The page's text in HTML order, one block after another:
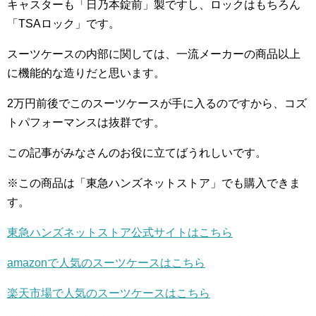
キャスターも「日乃本錠前」製ですし、ロックはもちろん
「TSAロック」です。
スーツケースの内部に関しては、一流メーカーの商品以上
に機能的な造りだと思います。
2万円前後でこのスーツケースが手に入るのですから、コズ
トパフォーマンスは抜群です。
この記事がみなさんのお役に立てばうれしいです。
※この商品は「東急ハンズネットストア」でも購入できま
す。
東急ハンズネットストア公式サイトはこちら
amazonで人気のスーツケースはこちら
楽天市場で人気のスーツケースはこちら